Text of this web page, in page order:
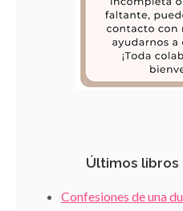
Últimos
Confesiones de una